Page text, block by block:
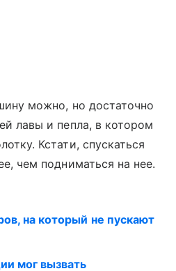
можно, но достаточно
лавы и пепла, в котором
Кстати, спускаться
чем подниматься на нее.
на который не пускают
мог вызвать